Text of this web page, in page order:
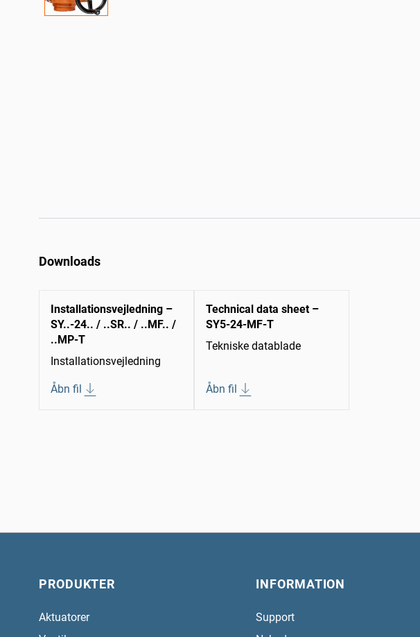
Downloads
Installationsvejledning –
SY..-24.. / ..SR.. / ..MF.. /
..MP-T
Installationsvejledning
Åbn fil
Technical data sheet –
SY5-24-MF-T
Tekniske datablade
Åbn fil
PRODUKTER
Aktuatorer
INFORMATION
Support